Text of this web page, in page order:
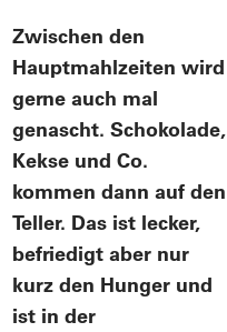
Zwischen den
Hauptmahlzeiten wird
gerne auch mal
genascht. Schokolade,
Kekse und Co.
kommen dann auf den
Teller. Das ist lecker,
befriedigt aber nur
kurz den Hunger und
ist in der